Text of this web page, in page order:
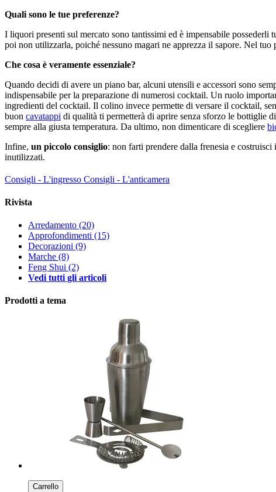
Quali sono le tue preferenze?
I liquori presenti sul mercato sono tantissimi ed è impensabile
poi non utilizzarla, poiché nessuno magari ne apprezza il sapore. Nel
Che cosa è veramente essenziale?
Quando decidi di avere un piano bar, alcuni utensili e accessori sono
indispensabile per la preparazione di numerosi cocktail. Un ruolo
ingredienti del cocktail. Il colino invece permette di versare il cocktail,
buon cavatappi di qualità ti permetterà di aprire senza sforzo le bottiglie
sempre alla giusta temperatura. Da ultimo, non dimenticare di scegliere
Infine, un piccolo consiglio: non farti prendere dalla frenesia e
inutilizzati.
Consigli - L'ingresso Consigli - L'anticamera
Rivista
Arredamento (20)
Approfondimenti (15)
Decorazioni (9)
Marche (8)
Feng Shui (2)
Vedi tutti gli articoli
Prodotti a tema
Carrello